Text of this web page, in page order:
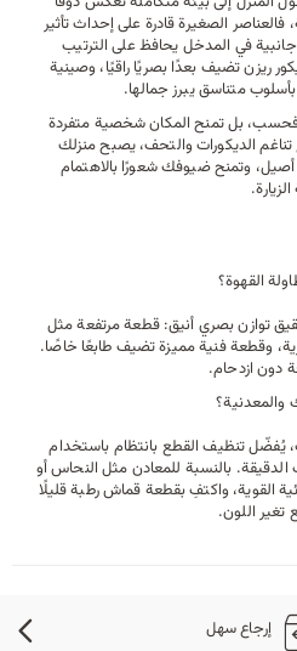
الصغيرة قادرة على إحداث تأثير
في المدخل يحافظ على الترتيب
ريزن تضيف بعدًا بصريًا راقيًا، وصينية
متناسق يبرز جمالها.
بل تمنح المكان شخصية متفردة
تناغم الديكورات والتحف، يصبح منزلك
وتمنح ضيوفك شعورًا بالاهتمام
القهوة؟
توازن بصري أنيق: قطعة مرتفعة مثل
وقطعة فنية مميزة تضيف طابعًا خاصًا.
دون ازدحام.
تنظيف القطع بانتظام باستخدام
بالنسبة للمعادن مثل النحاس أو
القوية، واكتفِ بقطعة قماش رطبة قليلًا
اللون.
إرجاع سهل